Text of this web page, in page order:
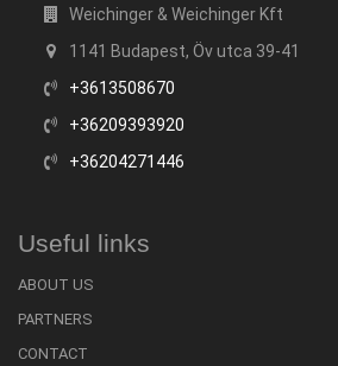
Weichinger & Weichinger Kft
1141 Budapest, Öv utca 39-41
+3613508670
+36209393920
+36204271446
Useful links
ABOUT US
PARTNERS
CONTACT